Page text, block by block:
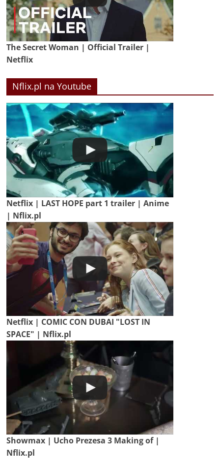
The Secret Woman | Official Trailer |
Netflix
Nflix.pl na Youtube
Netflix | LAST HOPE part 1 trailer | Anime
| Nflix.pl
Netflix | COMIC CON DUBAI "LOST IN
SPACE" | Nflix.pl
Showmax | Ucho Prezesa 3 Making of |
Nflix.pl